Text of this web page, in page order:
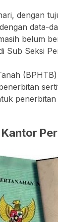
dengan
data-
belum
Sub Seksi
penerbitan